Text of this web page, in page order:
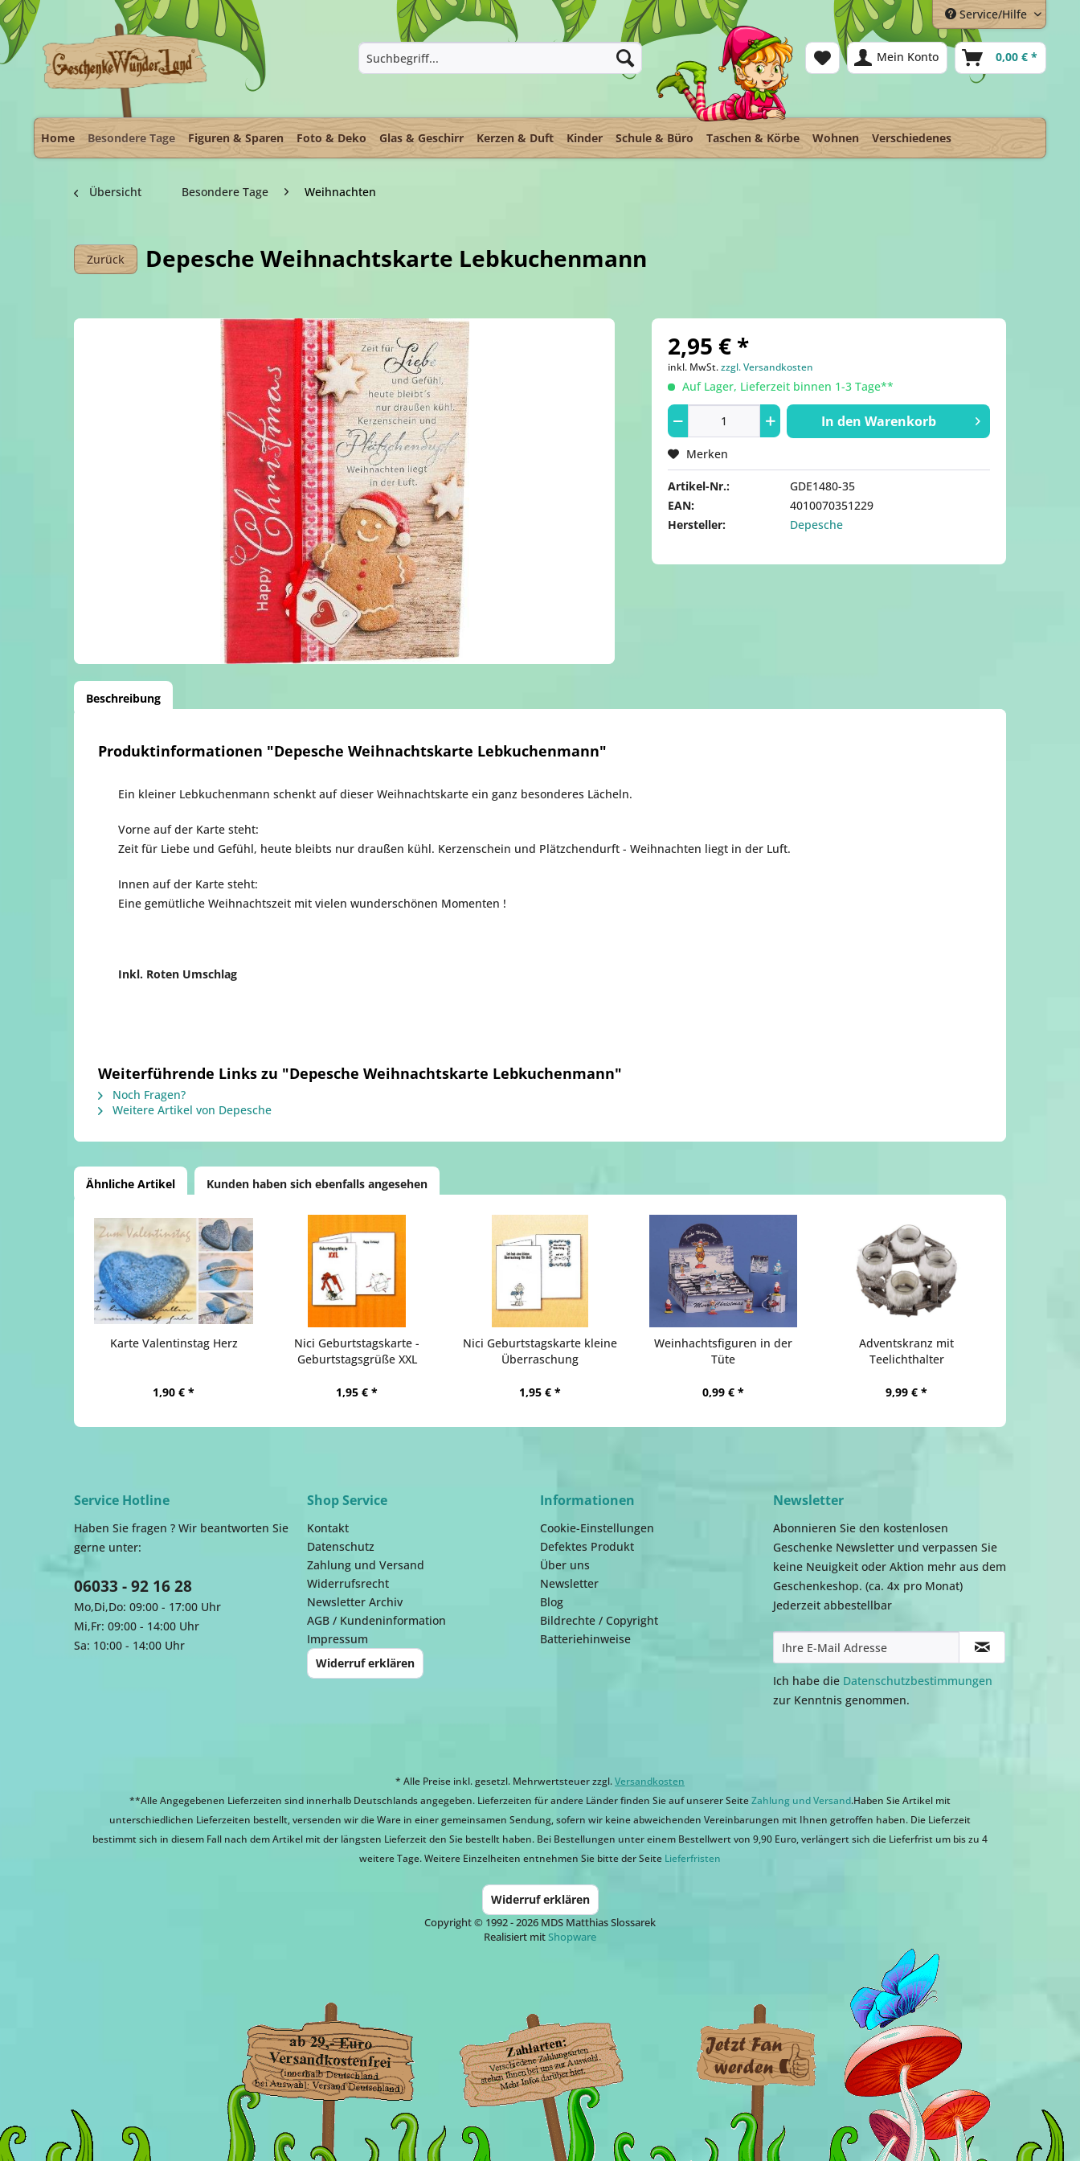
Service/Hilfe
Mein Konto 0,00 € *
Home Besondere Tage Figuren & Sparen Foto & Deko Glas & Geschirr Kerzen & Duft Kinder Schule & Büro Taschen & Körbe Wohnen Verschiedenes
Übersicht Besondere Tage Weihnachten
Zurück Depesche Weihnachtskarte Lebkuchenmann
2,95 € *
inkl. MwSt.zzgl. Versandkosten
Auf Lager, Lieferzeit binnen 1-3 Tage**
In den Warenkorb
Merken
Artikel-Nr.:
GDE1480-35
EAN:
4010070351229
Hersteller:
Depesche
Beschreibung
Produktinformationen "Depesche Weihnachtskarte Lebkuchenmann"
Ein kleiner Lebkuchenmann schenkt auf dieser Weihnachtskarte ein ganz besonderes Lächeln.
Vorne auf der Karte steht:
Zeit für Liebe und Gefühl, heute bleibts nur draußen kühl. Kerzenschein und Plätzchendurft - Weihnachten liegt in der Luft.
Innen auf der Karte steht:
Eine gemütliche Weihnachtszeit mit vielen wunderschönen Momenten !
Inkl. Roten Umschlag
Weiterführende Links zu "Depesche Weihnachtskarte Lebkuchenmann"
Noch Fragen?
Weitere Artikel von Depesche
Ähnliche Artikel Kunden haben sich ebenfalls angesehen
Karte Valentinstag Herz
1,90 € *
Nici Geburtstagskarte -
Geburtstagsgrüße XXL
1,95 € *
Nici Geburtstagskarte kleine
Überraschung
1,95 € *
Weinhachtsfiguren in der
Tüte
0,99 € *
Adventskranz mit
Teelichthalter
9,99 € *
Service Hotline
Haben Sie fragen ? Wir beantworten Sie
gerne unter:
06033 - 92 16 28
Mo,Di,Do: 09:00 - 17:00 Uhr
Mi,Fr: 09:00 - 14:00 Uhr
Sa: 10:00 - 14:00 Uhr
Shop Service
Kontakt
Datenschutz
Zahlung und Versand
Widerrufsrecht
Newsletter Archiv
AGB / Kundeninformation
Impressum
Widerruf erklären
Informationen
Cookie-Einstellungen
Defektes Produkt
Über uns
Newsletter
Blog
Bildrechte / Copyright
Batteriehinweise
Newsletter
Abonnieren Sie den kostenlosen
Geschenke Newsletter und verpassen Sie
keine Neuigkeit oder Aktion mehr aus dem
Geschenkeshop. (ca. 4x pro Monat)
Jederzeit abbestellbar
Ich habe die Datenschutzbestimmungen
zur Kenntnis genommen.
* Alle Preise inkl. gesetzl. Mehrwertsteuer zzgl.Versandkosten
**Alle Angegebenen Lieferzeiten sind innerhalb Deutschlands angegeben. Lieferzeiten für andere Länder finden Sie auf unserer SeiteZahlung und Versand.Haben Sie Artikel mit
unterschiedlichen Lieferzeiten bestellt, versenden wir die Ware in einer gemeinsamen Sendung, sofern wir keine abweichenden Vereinbarungen mit Ihnen getroffen haben. Die Lieferzeit
bestimmt sich in diesem Fall nach dem Artikel mit der längsten Lieferzeit den Sie bestellt haben. Bei Bestellungen unter einem Bestellwert von 9,90 Euro, verlängert sich die Lieferfrist um bis zu 4
weitere Tage. Weitere Einzelheiten entnehmen Sie bitte der Seite Lieferfristen
Widerruf erklären
Copyright © 1992 - 2026 MDS Matthias Slossarek
Realisiert mit Shopware